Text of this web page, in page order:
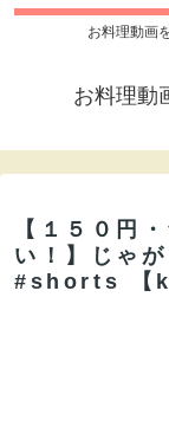
お料理動画
お料理動
【１５０円
い！】じゃ
#shorts 【